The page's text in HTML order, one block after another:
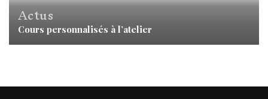
Actus
Cours personnalisés à l’atelier